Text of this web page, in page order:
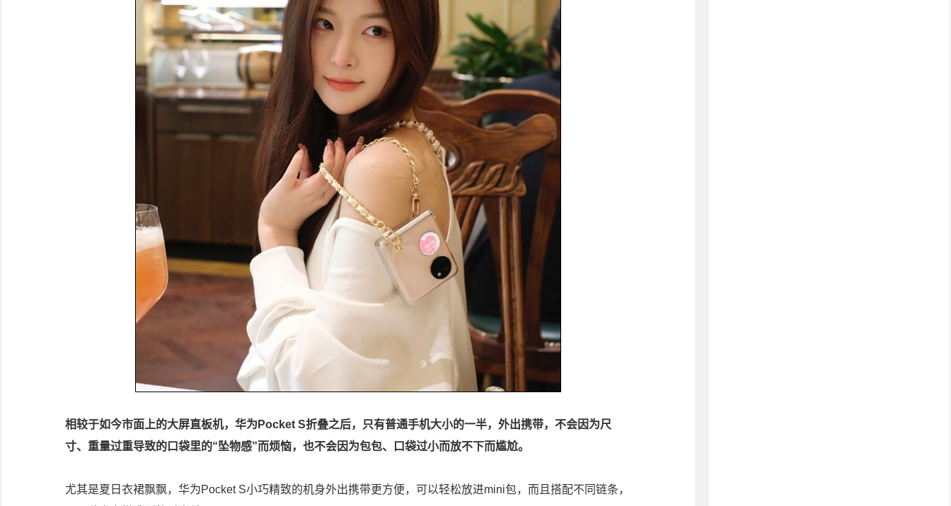
相较于如今市面上的大屏直板机，华为Pocket S折叠之后，只有普通手机大小的一半，外出携带，不会因为尺
寸、重量过重导致的口袋里的“坠物感”而烦恼，也不会因为包包、口袋过小而放不下而尴尬。
尤其是夏日衣裙飘飘，华为Pocket S小巧精致的机身外出携带更方便，可以轻松放进mini包，而且搭配不同链条，